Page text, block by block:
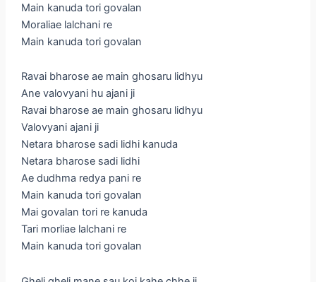
Main kanuda tori govalan
Moraliae lalchani re
Main kanuda tori govalan
Ravai bharose ae main ghosaru lidhyu
Ane valovyani hu ajani ji
Ravai bharose ae main ghosaru lidhyu
Valovyani ajani ji
Netara bharose sadi lidhi kanuda
Netara bharose sadi lidhi
Ae dudhma redya pani re
Main kanuda tori govalan
Mai govalan tori re kanuda
Tari morliae lalchani re
Main kanuda tori govalan